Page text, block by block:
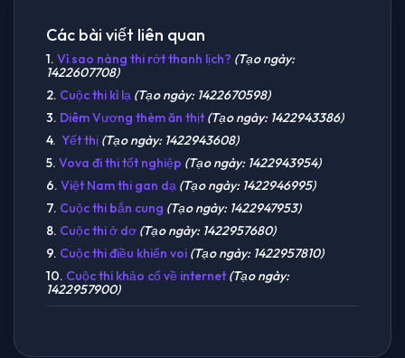
Các bài viết liên quan
1. Vì sao nàng thi rớt thanh lịch? (Tạo ngày:
1422607708)
2. Cuộc thi kì lạ (Tạo ngày: 1422670598)
3. Diêm Vương thèm ăn thịt (Tạo ngày: 1422943386)
4. Yết thị (Tạo ngày: 1422943608)
5. Vova đi thi tốt nghiệp (Tạo ngày: 1422943954)
6. Việt Nam thi gan dạ (Tạo ngày: 1422946995)
7. Cuộc thi bắn cung (Tạo ngày: 1422947953)
8. Cuộc thi ở dơ (Tạo ngày: 1422957680)
9. Cuộc thi điều khiển voi (Tạo ngày: 1422957810)
10. Cuộc thi khảo cổ về internet (Tạo ngày:
1422957900)